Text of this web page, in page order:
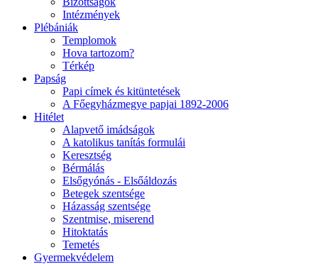
Intézmények
Plébániák
Templomok
Hova tartozom?
Térkép
Papság
Papi címek és kitüntetések
A Főegyházmegye papjai 1892-2006
Hitélet
Alapvető imádságok
A katolikus tanítás formulái
Keresztség
Bérmálás
Elsőgyónás - Elsőáldozás
Betegek szentsége
Házasság szentsége
Szentmise, miserend
Hitoktatás
Temetés
Gyermekvédelem